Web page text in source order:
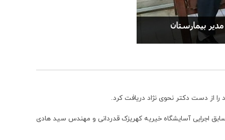
را از دست دکتر نحوی نژاد دریافت کرد.
اجرایی آسایشگاه خیریه کهریزک قدردانی و مهندس سید هادی